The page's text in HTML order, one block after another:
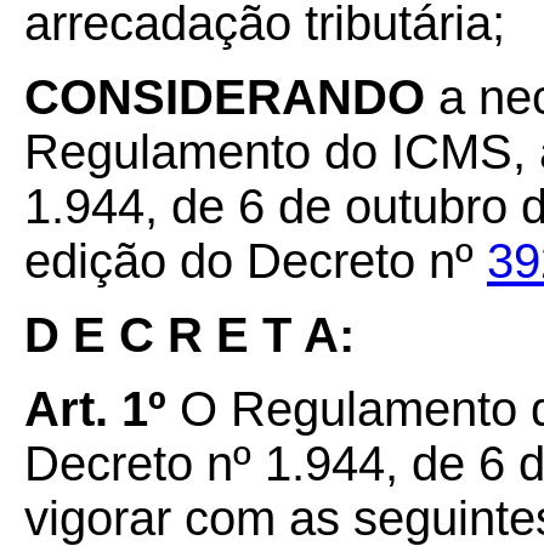
arrecadação tributária;
CONSIDERANDO a
Regulamento do
1.944, de 6 de outubro
edição do Decreto nº
D E C R E T A:
Art. 1º O Regulamento
Decreto nº 1.944, de 6
vigorar com as